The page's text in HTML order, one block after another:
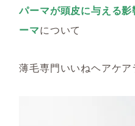
パーマが頭皮に与える影
ーマについて
薄毛専門いいねヘアケア